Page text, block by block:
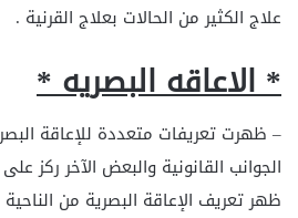
علاج الكثير من الحالات بعلاج القرنية .
* الاعاقه البصريه *
– ظهرت تعريفات متعددة للإعاقة
الجوانب القانونية والبعض الآخر ركز
ظهر تعريف الإعاقة البصرية من الناحية